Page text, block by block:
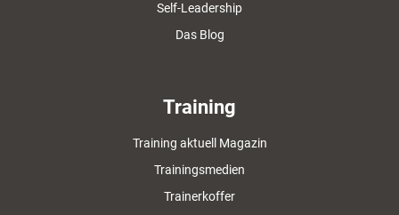
Self-Leadership
Das Blog
Training
Training aktuell Magazin
Trainingsmedien
Trainerkoffer